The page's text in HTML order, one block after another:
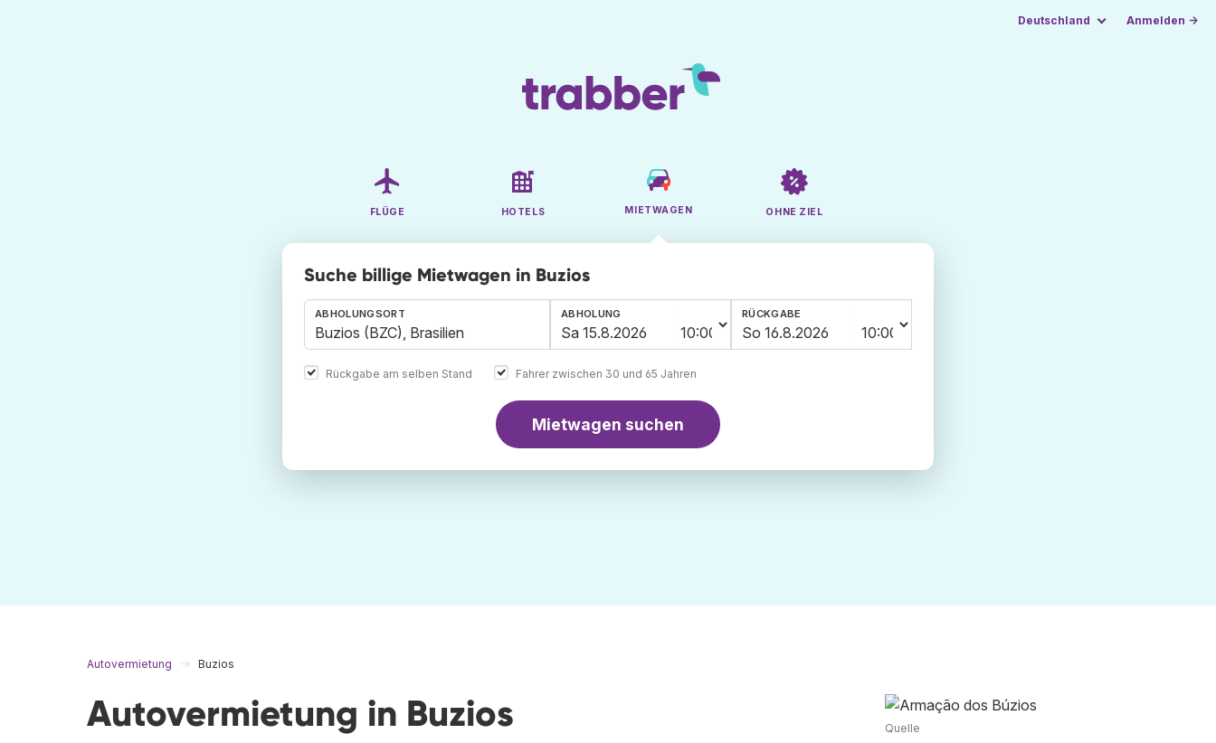
Deutschland Anmelden →
FLÜGE HOTELS MIETWAGEN OHNE ZIEL
Suche billige Mietwagen in Buzios
ABHOLUNGSORT ABHOLUNG RÜCKGABE
Rückgabe am selben Stand Fahrer zwischen 30 und 65 Jahren
Mietwagen suchen
Autovermietung Buzios
Autovermietung in Buzios Quelle